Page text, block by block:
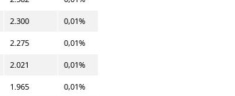
2.300 0,01%
2.275 0,01%
2.021 0,01%
1.965 0,01%